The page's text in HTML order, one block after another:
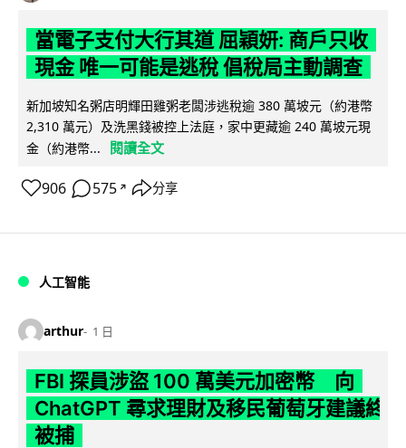
當電子支付大行其道 屈穎妍: 商戶只收
現金 唯一可能是逃稅 倡稅局主動調查
新加坡知名粥店明輝田雞粥老闆涉逃稅逾 380 萬坡元（約港幣
2,310 萬元）及洗黑錢被控上法庭，家中更藏逾 240 萬坡元現
金（約港幣...
閱讀全文
906 575 ↗ 分享
人工智能
arthur 1 日
FBI 探員涉盜 100 萬美元加密幣 向
ChatGPT 尋求理財及移民葡萄牙建議終
被捕